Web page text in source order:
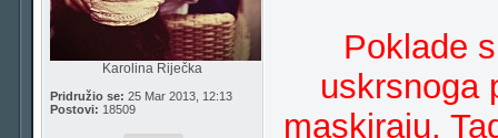
Karolina Riječka
Pridružio se: 25 Mar 2013, 12:13
Postovi: 18509
Poklade
uskrsnoga
maskiraju.